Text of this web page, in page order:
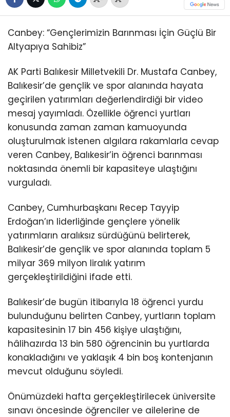
Canbey: “Gençlerimizin Barınması İçin Güçlü Bir
Altyapıya Sahibiz”
AK Parti Balıkesir Milletvekili Dr. Mustafa Canbey,
Balıkesir’de gençlik ve spor alanında hayata
geçirilen yatırımları değerlendirdiği bir video
mesaj yayımladı. Özellikle öğrenci yurtları
konusunda zaman zaman kamuoyunda
oluşturulmak istenen algılara rakamlarla cevap
veren Canbey, Balıkesir’in öğrenci barınması
noktasında önemli bir kapasiteye ulaştığını
vurguladı.
Canbey, Cumhurbaşkanı Recep Tayyip
Erdoğan’ın liderliğinde gençlere yönelik
yatırımların aralıksız sürdüğünü belirterek,
Balıkesir’de gençlik ve spor alanında toplam 5
milyar 369 milyon liralık yatırım
gerçekleştirildiğini ifade etti.
Balıkesir’de bugün itibarıyla 18 öğrenci yurdu
bulunduğunu belirten Canbey, yurtların toplam
kapasitesinin 17 bin 456 kişiye ulaştığını,
hâlihazırda 13 bin 580 öğrencinin bu yurtlarda
konakladığını ve yaklaşık 4 bin boş kontenjanın
mevcut olduğunu söyledi.
Önümüzdeki hafta gerçekleştirilecek üniversite
sınavı öncesinde öğrenciler ve ailelerine de